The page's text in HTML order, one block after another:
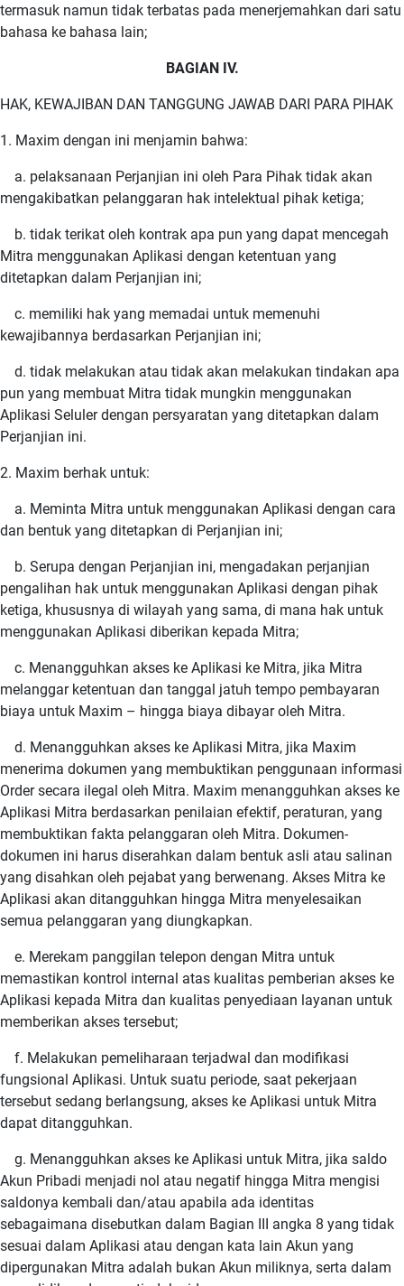
termasuk namun tidak terbatas pada menerjemahkan dari satu
bahasa ke bahasa lain;
BAGIAN IV.
HAK, KEWAJIBAN DAN TANGGUNG JAWAB DARI PARA PIHAK
1. Maxim dengan ini menjamin bahwa:
a. pelaksanaan Perjanjian ini oleh Para Pihak tidak akan
mengakibatkan pelanggaran hak intelektual pihak ketiga;
b. tidak terikat oleh kontrak apa pun yang dapat mencegah
Mitra menggunakan Aplikasi dengan ketentuan yang
ditetapkan dalam Perjanjian ini;
c. memiliki hak yang memadai untuk memenuhi
kewajibannya berdasarkan Perjanjian ini;
d. tidak melakukan atau tidak akan melakukan tindakan apa
pun yang membuat Mitra tidak mungkin menggunakan
Aplikasi Seluler dengan persyaratan yang ditetapkan dalam
Perjanjian ini.
2. Maxim berhak untuk:
a. Meminta Mitra untuk menggunakan Aplikasi dengan cara
dan bentuk yang ditetapkan di Perjanjian ini;
b. Serupa dengan Perjanjian ini, mengadakan perjanjian
pengalihan hak untuk menggunakan Aplikasi dengan pihak
ketiga, khususnya di wilayah yang sama, di mana hak untuk
menggunakan Aplikasi diberikan kepada Mitra;
c. Menangguhkan akses ke Aplikasi ke Mitra, jika Mitra
melanggar ketentuan dan tanggal jatuh tempo pembayaran
biaya untuk Maxim – hingga biaya dibayar oleh Mitra.
d. Menangguhkan akses ke Aplikasi Mitra, jika Maxim
menerima dokumen yang membuktikan penggunaan informasi
Order secara ilegal oleh Mitra. Maxim menangguhkan akses ke
Aplikasi Mitra berdasarkan penilaian efektif, peraturan, yang
membuktikan fakta pelanggaran oleh Mitra. Dokumen-
dokumen ini harus diserahkan dalam bentuk asli atau salinan
yang disahkan oleh pejabat yang berwenang. Akses Mitra ke
Aplikasi akan ditangguhkan hingga Mitra menyelesaikan
semua pelanggaran yang diungkapkan.
e. Merekam panggilan telepon dengan Mitra untuk
memastikan kontrol internal atas kualitas pemberian akses ke
Aplikasi kepada Mitra dan kualitas penyediaan layanan untuk
memberikan akses tersebut;
f. Melakukan pemeliharaan terjadwal dan modifikasi
fungsional Aplikasi. Untuk suatu periode, saat pekerjaan
tersebut sedang berlangsung, akses ke Aplikasi untuk Mitra
dapat ditangguhkan.
g. Menangguhkan akses ke Aplikasi untuk Mitra, jika saldo
Akun Pribadi menjadi nol atau negatif hingga Mitra mengisi
saldonya kembali dan/atau apabila ada identitas
sebagaimana disebutkan dalam Bagian III angka 8 yang tidak
sesuai dalam Aplikasi atau dengan kata lain Akun yang
dipergunakan Mitra adalah bukan Akun miliknya, serta dalam